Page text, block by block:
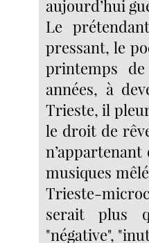
aujourd’hui
Le
pressant, le
printemps
années, à
Trieste, il
le droit de
musiques
Trieste-
serait plus
"négative",